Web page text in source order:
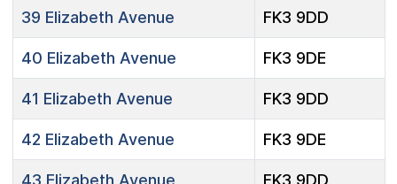
39 Elizabeth Avenue FK3 9DD
40 Elizabeth Avenue FK3 9DE
41 Elizabeth Avenue FK3 9DD
42 Elizabeth Avenue FK3 9DE
43 Elizabeth Avenue FK3 9DD